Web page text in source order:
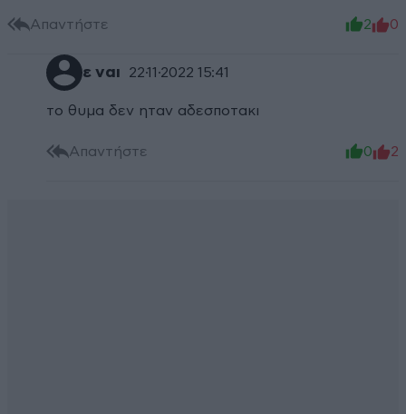
Απαντήστε 2 0
ε ναι 22·11·2022 15:41
το θυμα δεν ηταν αδεσποτακι
Απαντήστε 0 2